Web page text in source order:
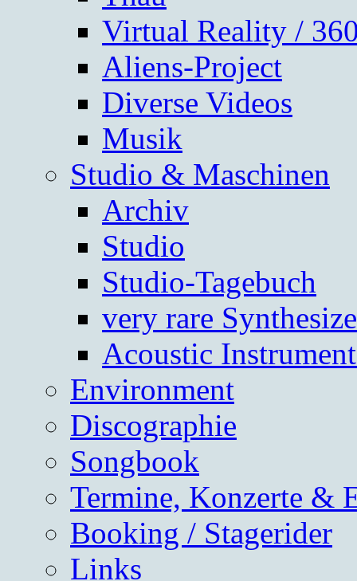
Virtual Reality /
Aliens-Project
Diverse Videos
Musik
Studio & Maschinen
Archiv
Studio
Studio-Tagebuch
very rare
Acoustic
Environment
Discographie
Songbook
Termine, Konzerte &
Booking / Stagerider
Links